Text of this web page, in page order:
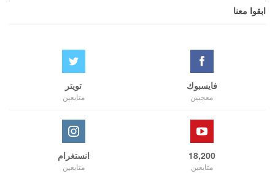
ابقوا معنا
فايسبوك
معجبين
تويتر
متابعين
18,200
متابعين
انستغرام
متابعين